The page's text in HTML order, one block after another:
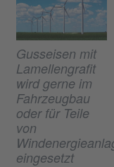
Gusseisen mit
Lamellengrafit
wird gerne im
Fahrzeugbau
oder für Teile
von
eingesetzt